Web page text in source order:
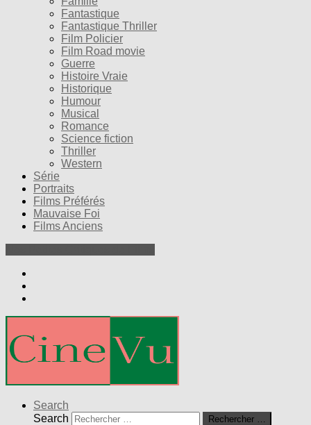
Fantastique
Fantastique Thriller
Film Policier
Film Road movie
Guerre
Histoire Vraie
Historique
Humour
Musical
Romance
Science fiction
Thriller
Western
Série
Portraits
Films Préférés
Mauvaise Foi
Films Anciens
Search
Search
Rechercher …